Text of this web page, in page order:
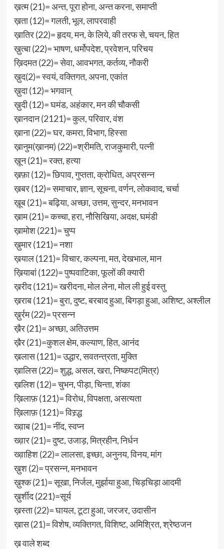
ख़त्म (21)= अन्त, पूरा होना, अन्त करना, समाप्ती
ख़ता (12)= गलती, भूल, लापरवाही
ख़ातिर (22)= हृदय, मन, के लिये, की तरफ से, चयन, हित
ख़ुत्बा (22)= भाषण, धर्मोपदेश, प्रवेशन, परिचय
ख़िदमत (22)= सेवा, आवभगत, कर्तव्य, नौकरी
ख़ुद(2)= स्वयं, वक्तिगत, अपना, एकांत
ख़ुदा (12)= भगवान्
ख़ुदी (12)= घमंड, अहंकार, मन की चौकसी
ख़ानदान (2121)= कुल, परिवार, वंश
ख़ाना (22)= घर, कमरा, विभाग, हिस्सा
ख़ानुम(ख़ानम) (22)=श्रीमति, राजकुमारी, पत्नी
ख़ून (21)= रक्त, हत्या
ख़फ़ा (12)= छिपाव, गुप्तता, क्रोधित, अप्रसन्न
ख़बर (12)= समाचार, ज्ञान, सूचना, वर्णन, लोकवाद, चर्चा
ख़ूब (21)= बढ़िया, अच्छा, उत्तम, सुन्दर, मनभावन
ख़ाम (21)= कच्चा, हरा, नौसिखिया, अदक्ष, घमंडी
ख़ामोश (221)= चुप्प
ख़ुमार (121)= नशा
ख़याल (121)= विचार, कल्पना, मत, देखभाल, मान
ख़ियाबां (122)= पुष्पवाटिका, फूलों की क्यारी
ख़रीद (121)= खरीदना, मोल लेना, मोल ली हुई वस्तु
ख़राब (121)= बुरा, दुष्ट, बरबाद हुआ, बिगड़ा हुआ, अशिष्ट, अश्लील
ख़ुर्रम (22)= प्रसन्न
ख़ैर (21)= अच्छा, अतिउत्तम
ख़ैर (21)=कुशल क्षेम, कल्याण, हित, आनंद
ख़लास (121)= उद्धार, सवतन्त्रता, मुक्ति
ख़ालिस (22)= शुद्ध, असल, खरा, निष्कपट(मित्र)
ख़लिश (12)= चुभन, पीड़ा, चिन्ता, शंका
ख़िलाफ़ (121)= विरोध, विपक्षता, असत्यता
ख़िलाफ़ (121)= विस्र्द्ध
ख्व़ाब (21)= नींद, स्वप्न
ख्व़ार (21)= दुष्ट, उजाड़, मित्रहीन, निर्धन
ख्व़ाहिश (22)= लालसा, इच्छा, अनुनय, विनय, मांग
ख़ुश (2)= प्रसन्न, मनभावन
ख़ुश्क (21)= सूखा, निर्जल, मुर्झाया हुआ, चिड़चिड़ा आदमी
ख़ुर्शीद (221)=सूर्य
ख़स्ता (22)= घायल, टूटा हुआ, जरजर, उदासीन
ख़ास (21)= विशेष, व्यक्तिगत, विशिष्ट, अमिश्रित, श्रेष्ठजन
ख़ वाले शब्द